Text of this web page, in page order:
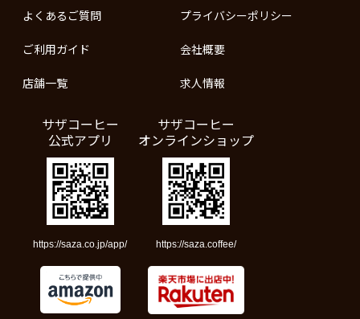
よくあるご質問
ご利用ガイド
店舗一覧
プライバシーポリシー
会社概要
求人情報
サザコーヒー
公式アプリ
https://saza.co.jp/app/
サザコーヒー
オンラインショップ
https://saza.coffee/